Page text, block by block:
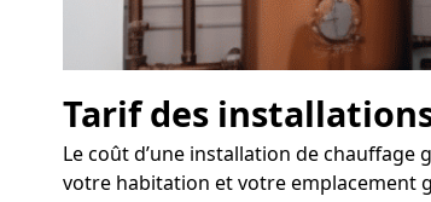
Tarif des
Le coût d’une installation de
votre habitation et votre emplacement